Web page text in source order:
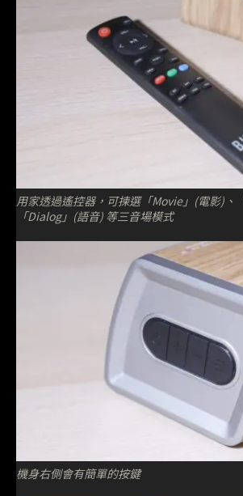
用家透過遙控器，可揀選「Movie」(電影)、
「Dialog」(語音) 等三音場模式
機身右側會有簡單的按鍵